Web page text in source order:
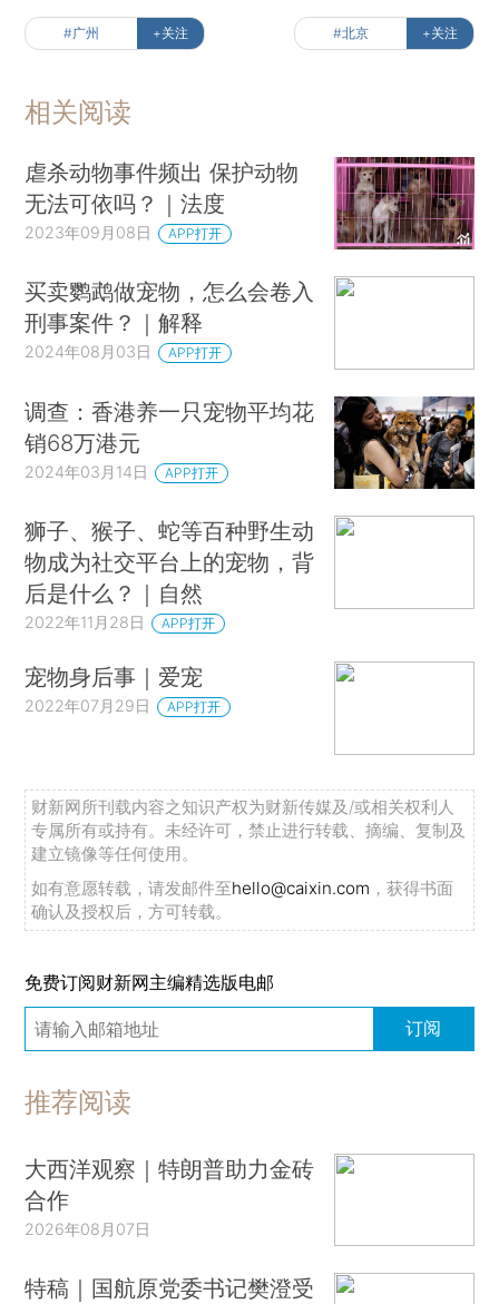
#广州 +关注 #北京 +关注
相关阅读
虐杀动物事件频出 保护动物
无法可依吗？｜法度
2023年09月08日 APP打开
买卖鹦鹉做宠物，怎么会卷入
刑事案件？｜解释
2024年08月03日 APP打开
调查：香港养一只宠物平均花
销68万港元
2024年03月14日 APP打开
狮子、猴子、蛇等百种野生动
物成为社交平台上的宠物，背
后是什么？｜自然
2022年11月28日 APP打开
宠物身后事｜爱宠
2022年07月29日 APP打开
财新网所刊载内容之知识产权为财新传媒及/或相关权利人
专属所有或持有。未经许可，禁止进行转载、摘编、复制及
建立镜像等任何使用。
如有意愿转载，请发邮件至hello@caixin.com ，获得书面
确认及授权后，方可转载。
免费订阅财新网主编精选版电邮
订阅
推荐阅读
大西洋观察｜特朗普助力金砖
合作
2026年08月07日
特稿｜国航原党委书记樊澄受